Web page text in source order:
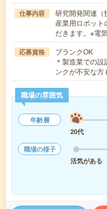
仕事内容
研究開発関連（
産業用ロボット
だきます。※電
応募資格
ブランクOK
＊製造業での
ンクが不安な方
職場の雰囲気
年齢層
20代
職場の様子
活気がある